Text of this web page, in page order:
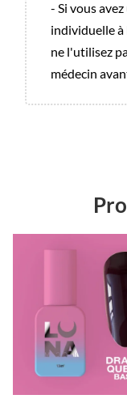
- Si vous
individuelle
ne l'utilisez
médecin